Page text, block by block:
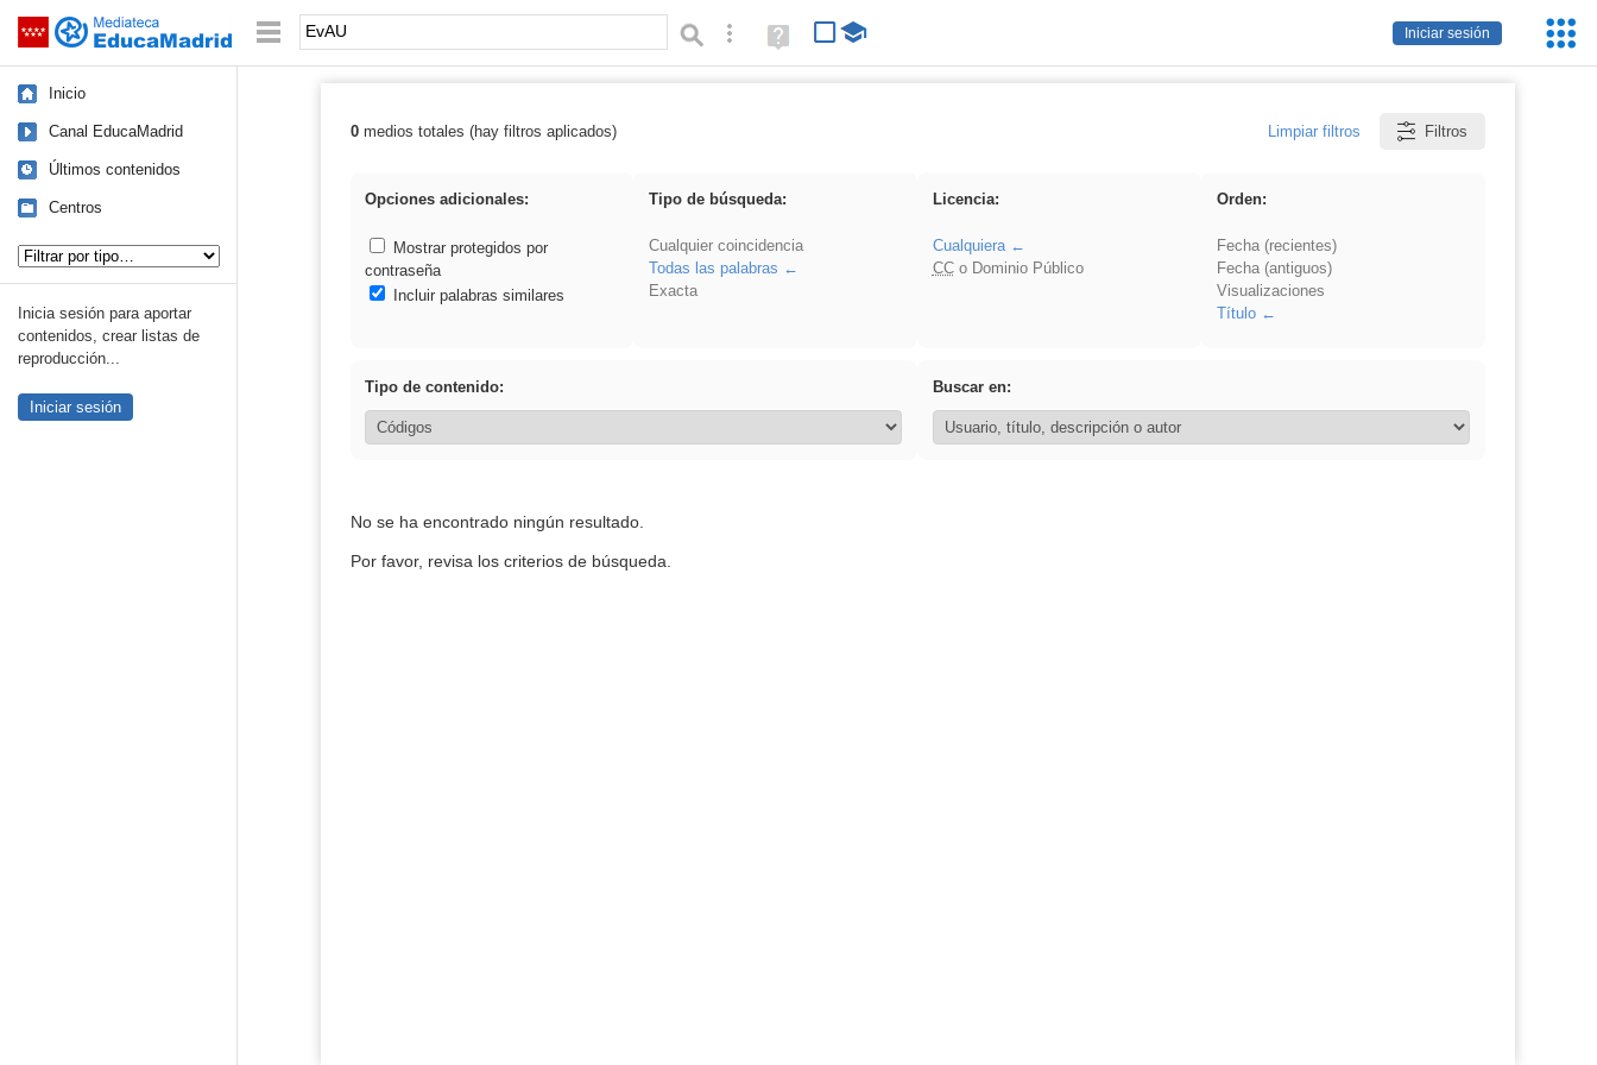
Saltar navegación
Iniciar sesión
Palabra o frase: Búsqueda avanzada
Ayuda
(en
Inicio
Canal EducaMadrid
Últimos contenidos
Centros
Inicia sesión para aportar
contenidos, crear listas de
reproducción...
Iniciar sesión
Resultados de: EvAU
0medios totales (hay filtros aplicados) Limpiar filtros Filtros
Opciones adicionales:
Mostrar protegidos por
contraseña
Incluir palabras similares
Tipo de búsqueda:
Cualquier coincidencia
Todas las palabras
Exacta
Licencia:
Cualquiera
CCo Dominio Público
Orden:
Fecha (recientes)
Fecha (antiguos)
Visualizaciones
Título
Tipo de contenido: Buscar en:
No se ha encontrado ningún resultado.
Por favor, revisa los criterios de búsqueda.